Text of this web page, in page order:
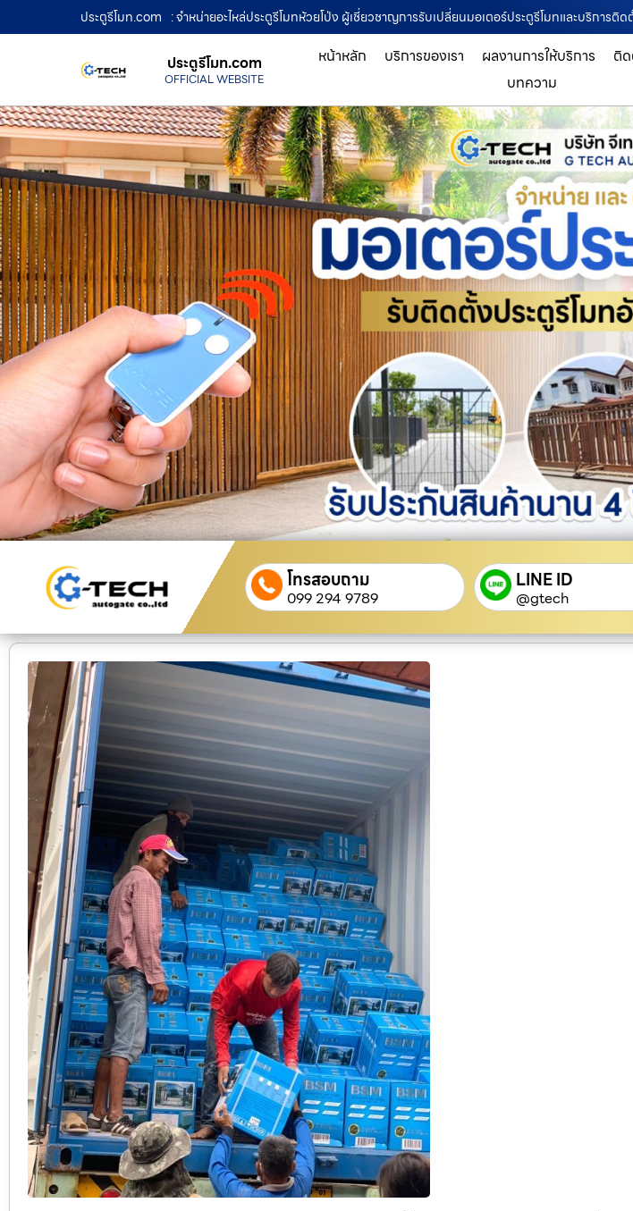
ประตูรีโมท.com : จำหน่ายอะไหล่ประตูรีโมทห้วยโป่ง ผู้เชี่ยวชาญการรับเปลี่ยนมอเตอร์ประตูรีโมทและบริการติ
ประตูรีโมท.com
OFFICIAL WEBSITE
หน้าหลัก บริการของเรา ผลงานการให้บริการ ติด
บทความ
โทรสอบถาม
099 294 9789
LINE ID
@gtech